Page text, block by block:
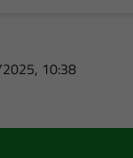
10:38